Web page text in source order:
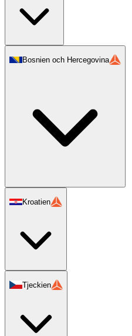
Bosnien och Hercegovina
Kroatien
Tjeckien